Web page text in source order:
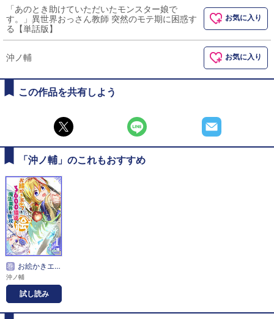
「あのとき助けていただいたモンスター娘で
す。」異世界おっさん教師 突然のモテ期に困惑す
る【単話版】
お気に入り
沖ノ輔 お気に入り
この作品を共有しよう
「沖ノ輔」のこれもおすすめ
巻 お絵かきエルフは3600倍速で魔法業界を無双する
沖ノ輔
試し読み